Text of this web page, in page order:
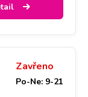
Zavřeno
Po-Ne: 9-21